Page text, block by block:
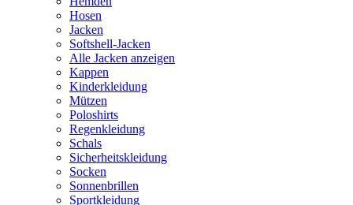
Hosen
Jacken
Softshell-Jacken
Alle Jacken anzeigen
Kappen
Kinderkleidung
Mützen
Poloshirts
Regenkleidung
Schals
Sicherheitskleidung
Socken
Sonnenbrillen
Sportkleidung